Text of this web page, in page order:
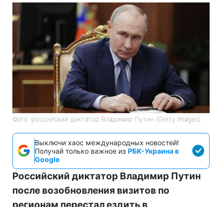
Фото: российский диктатор Владимир Путин (Getty Images)
Выключи хаос международных новостей!
Получай только важное из РБК-Украина в
Google
Российский диктатор Владимир Путин
после возобновления визитов по
регионам перестал ездить в